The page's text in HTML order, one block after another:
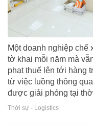
Một doanh nghiệp chế
tờ khai mỗi năm mà
phạt thuế lên tới hàng
từ việc luồng thông
được giải phóng tại
Thời sự - Logistics